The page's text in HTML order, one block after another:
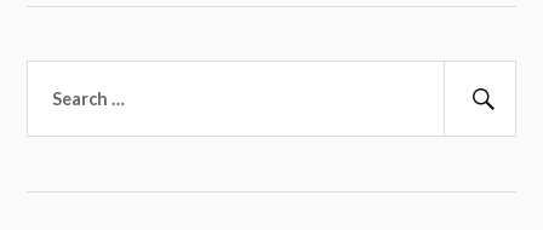
nach: